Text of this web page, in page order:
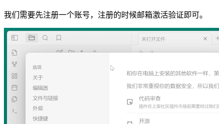
我们需要先注册一个账号，注册的时候邮箱激活验证即可。